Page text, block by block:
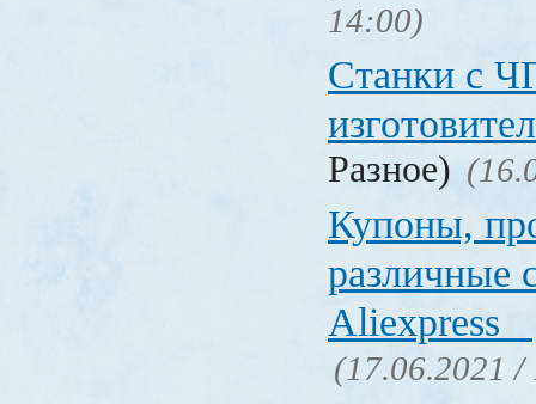
14:00)
Станки с
Разное)
Купоны,
различные
Aliexpress
(17.06.2021 /